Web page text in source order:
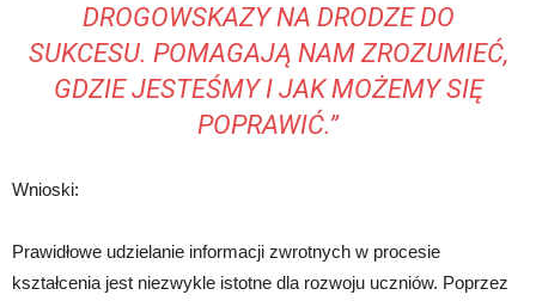
DROGOWSKAZY NA DRODZE DO
SUKCESU. POMAGAJĄ NAM ZROZUMIEĆ,
GDZIE JESTEŚMY I JAK MOŻEMY SIĘ
POPRAWIĆ.”
Wnioski:
Prawidłowe udzielanie informacji zwrotnych w procesie
kształcenia jest niezwykle istotne dla rozwoju uczniów. Poprzez